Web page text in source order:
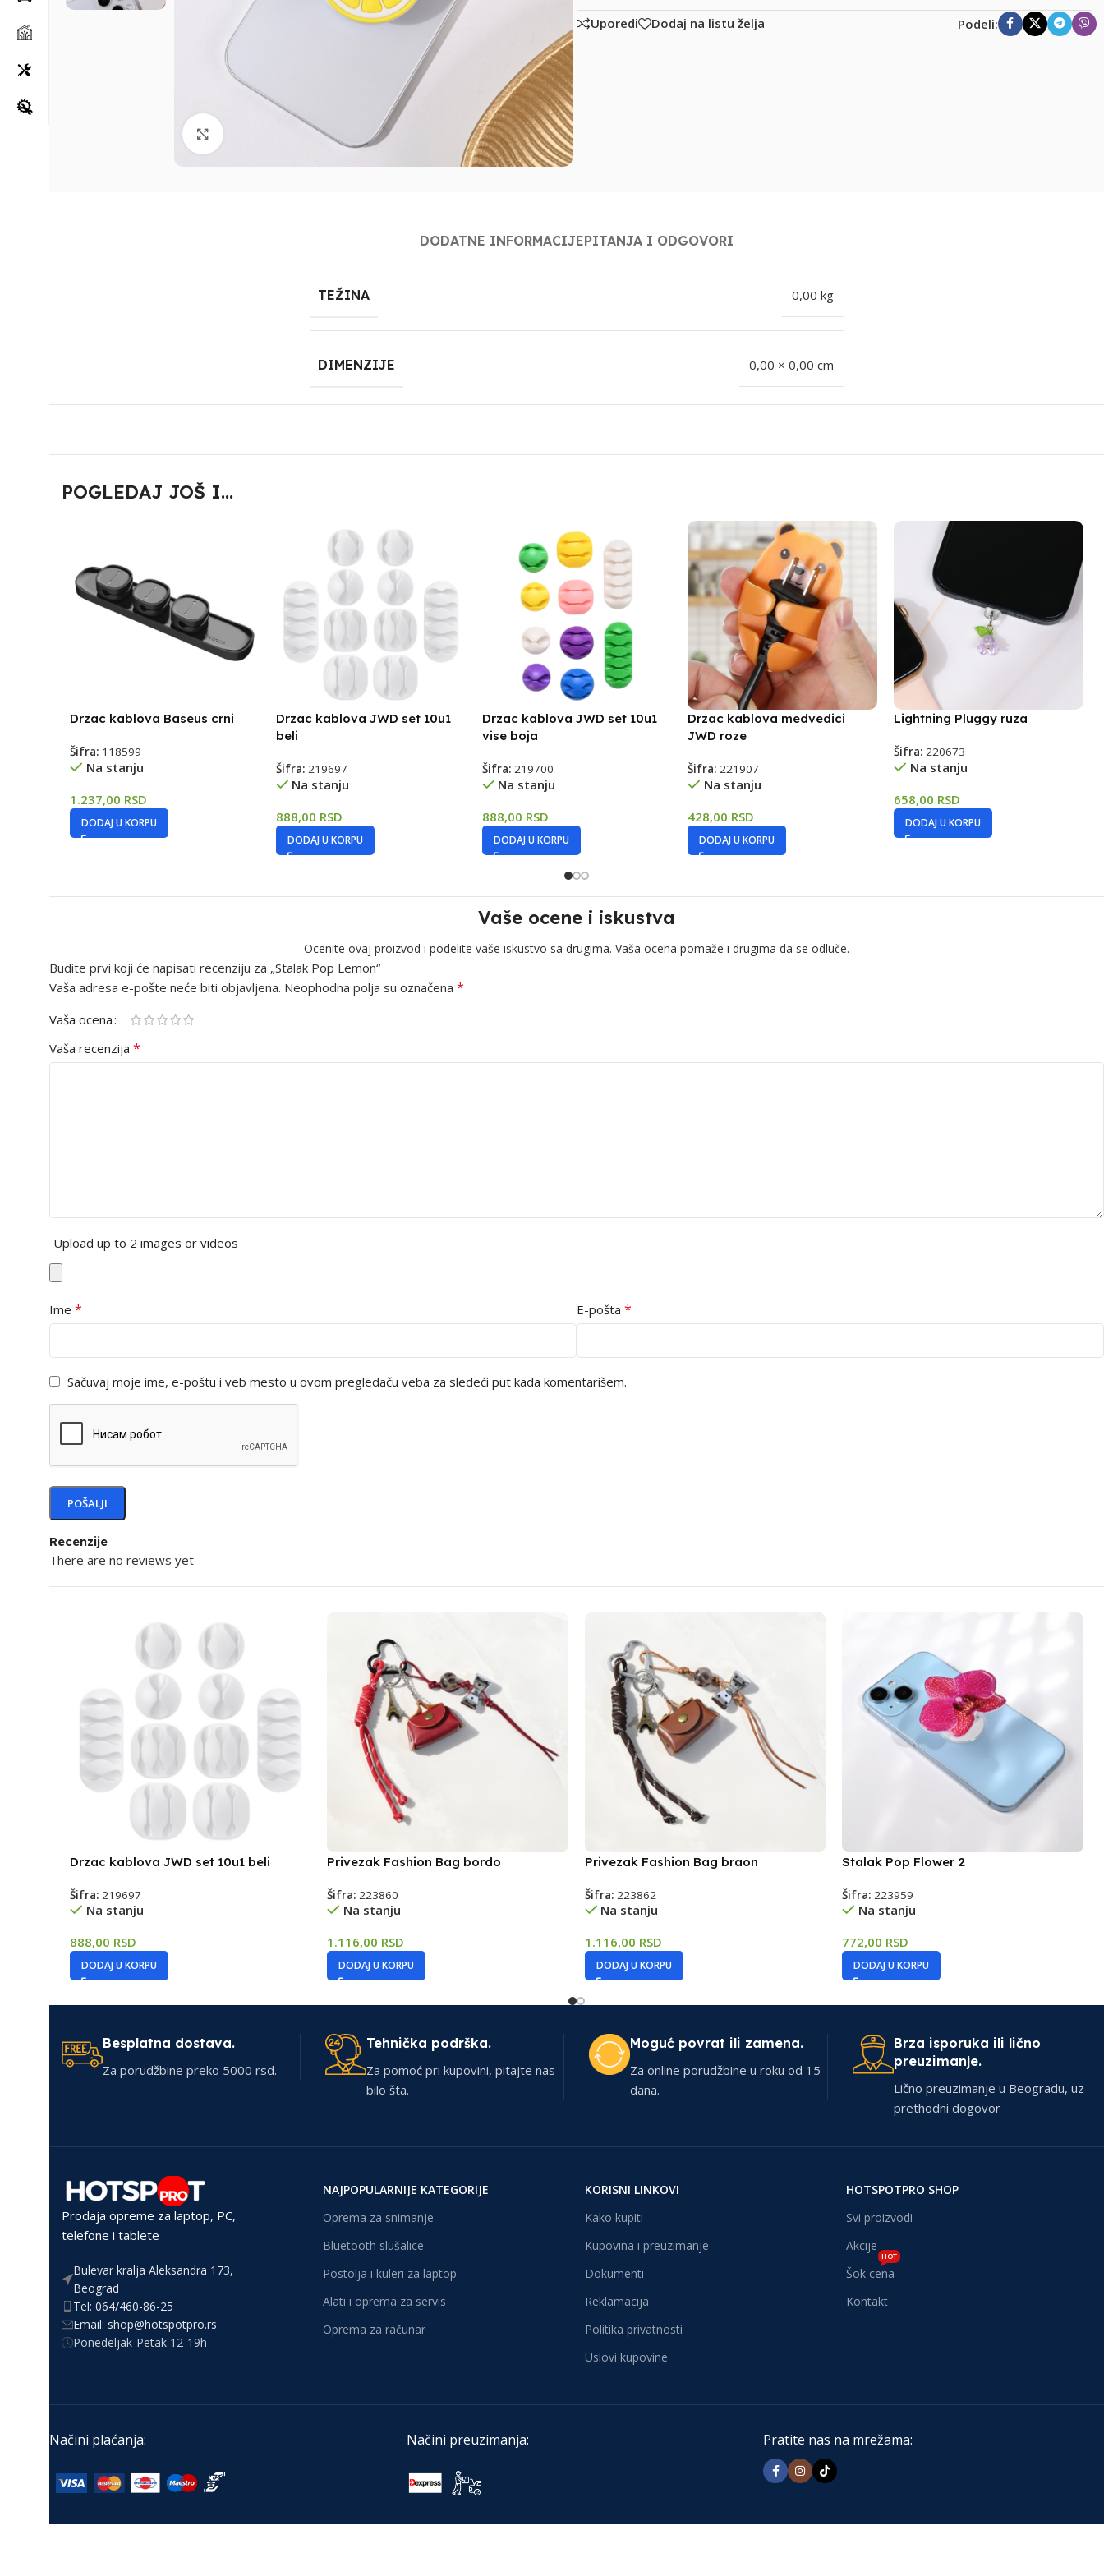
Klikni za uvećanje
Uporedi Dodaj na listu želja Podeli:
DODATNE INFORMACIJEPITANJA I ODGOVORI
TEŽINA 0,00 kg
DIMENZIJE 0,00 × 0,00 cm
POGLEDAJ JOŠ I...
Drzac kablova Baseus crni
Šifra: 118599
Na stanju
1.237,00 RSD
DODAJ U KORPU
Drzac kablova JWD set 10u1
beli
Šifra: 219697
Na stanju
888,00 RSD
DODAJ U KORPU
Drzac kablova JWD set 10u1
vise boja
Šifra: 219700
Na stanju
888,00 RSD
DODAJ U KORPU
Drzac kablova medvedici
JWD roze
Šifra:221907
Na stanju
428,00 RSD
DODAJ U KORPU
Lightning Pluggy ruza
Šifra:220673
Na stanju
658,00 RSD
DODAJ U KORPU
Vaše ocene i iskustva
Ocenite ovaj proizvod i podelite vaše iskustvo sa drugima. Vaša ocena pomaže i drugima da se odluče.
Recenzije
There are no reviews yet
Budite prvi koji će napisati recenziju za „Stalak Pop Lemon“
Vaša adresa e-pošte neće biti objavljena. Neophodna polja su označena *
Vaša ocena
Vaša recenzija *
Upload up to 2 images or videos
Ime * E-pošta *
Sačuvaj moje ime, e-poštu i veb mesto u ovom pregledaču veba za sledeći put kada komentarišem.
Drzac kablova JWD set 10u1 beli
Šifra: 219697
Na stanju
888,00 RSD
DODAJ U KORPU
Privezak Fashion Bag bordo
Šifra:223860
Na stanju
1.116,00 RSD
DODAJ U KORPU
Privezak Fashion Bag braon
Šifra: 223862
Na stanju
1.116,00 RSD
DODAJ U KORPU
Stalak Pop Flower 2
Šifra:223959
Na stanju
772,00 RSD
DODAJ U KORPU
Besplatna dostava.
Za porudžbine preko 5000 rsd.
Tehnička podrška.
Za pomoć pri kupovini, pitajte nas
bilo šta.
Moguć povrat ili zamena.
Za online porudžbine u roku od 15
dana.
Brza isporuka ili lično
preuzimanje.
Lično preuzimanje u Beogradu, uz
prethodni dogovor
Prodaja opreme za laptop, PC,
telefone i tablete
Bulevar kralja Aleksandra 173,
Beograd
Tel: 064/460-86-25
Email: shop@hotspotpro.rs
Ponedeljak-Petak 12-19h
NAJPOPULARNIJE KATEGORIJE
Oprema za snimanje
Bluetooth slušalice
Postolja i kuleri za laptop
Alati i oprema za servis
Oprema za računar
KORISNI LINKOVI
Kako kupiti
Kupovina i preuzimanje
Dokumenti
Reklamacija
Politika privatnosti
Uslovi kupovine
HOTSPOTPRO SHOP
Svi proizvodi
Akcije
Šok cena
HOT
Kontakt
Načini plaćanja: Načini preuzimanja: Pratite nas na mrežama: